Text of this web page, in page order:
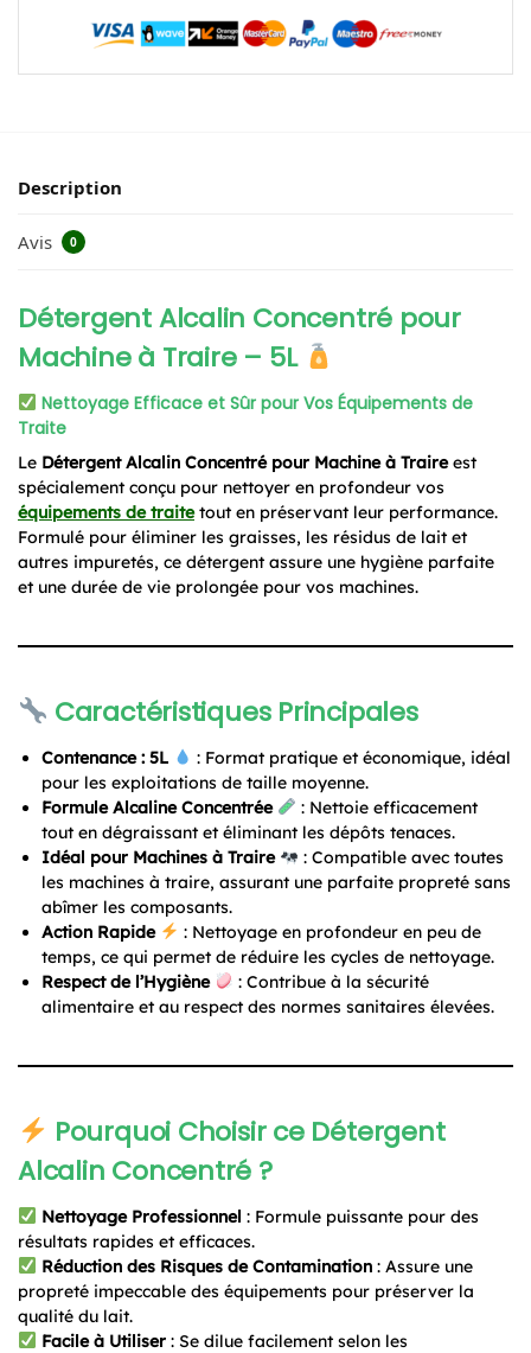
Description
Avis 0
Détergent Alcalin Concentré pour
Machine à Traire – 5L
Nettoyage Efficace et Sûr pour Vos Équipements de
Traite
Le Détergent Alcalin Concentré pour Machine à Traireest
spécialement conçu pour nettoyer en profondeur vos
équipements de traitetout en préservant leur performance.
Formulé pour éliminer les graisses, les résidus de lait et
autres impuretés, ce détergent assure une hygiène parfaite
et une durée de vie prolongée pour vos machines.
Caractéristiques Principales
Contenance : 5L
: Format pratique et économique, idéal
pour les exploitations de taille moyenne.
Formule Alcaline Concentrée
: Nettoie efficacement
tout en dégraissant et éliminant les dépôts tenaces.
Idéal pour Machines à Traire
: Compatible avec toutes
les machines à traire, assurant une parfaite propreté sans
abîmer les composants.
Action Rapide
: Nettoyage en profondeur en peu de
temps, ce qui permet de réduire les cycles de nettoyage.
Respect de l’Hygiène
: Contribue à la sécurité
alimentaire et au respect des normes sanitaires élevées.
Pourquoi Choisir ce Détergent
Alcalin Concentré ?
Nettoyage Professionnel : Formule puissante pour des
résultats rapides et efficaces.
Réduction des Risques de Contamination: Assure une
propreté impeccable des équipements pour préserver la
qualité du lait.
Facile à Utiliser: Se dilue facilement selon les